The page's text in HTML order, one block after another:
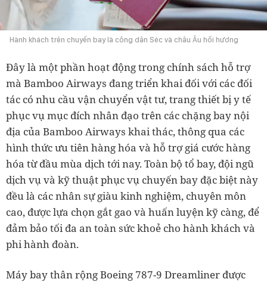
Hành khách trên chuyến bay là công dân Séc và châu Âu hồi hương
Đây là một phần hoạt động trong chính sách hỗ trợ
mà Bamboo Airways đang triển khai đối với các đối
tác có nhu cầu vận chuyển vật tư, trang thiết bị y tế
phục vụ mục đích nhân đạo trên các chặng bay nội
địa của Bamboo Airways khai thác, thông qua các
hình thức ưu tiên hàng hóa và hỗ trợ giá cước hàng
hóa từ đầu mùa dịch tới nay. Toàn bộ tổ bay, đội ngũ
dịch vụ và kỹ thuật phục vụ chuyến bay đặc biệt này
đều là các nhân sự giàu kinh nghiệm, chuyên môn
cao, được lựa chọn gắt gao và huấn luyện kỹ càng, để
đảm bảo tối đa an toàn sức khoẻ cho hành khách và
phi hành đoàn.
Máy bay thân rộng Boeing 787-9 Dreamliner được